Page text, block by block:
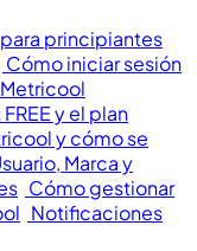
principiantes
Cómo iniciar sesión
y el plan
y cómo se
Marca y
Cómo gestionar
Notificaciones